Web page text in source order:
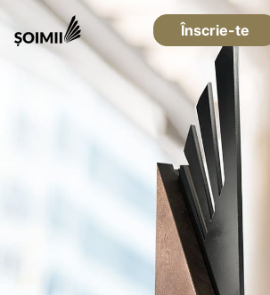
Înscrie-te